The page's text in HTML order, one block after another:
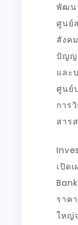
พัฒน
ศูนย์
สังค
ปัญญ
และ
ศูนย์
การ
สาร
เปิด
ราค
ใหญ่